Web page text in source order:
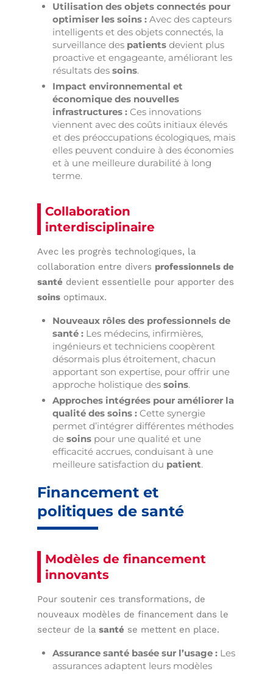
Utilisation des objets connectés pour
optimiser les soins : Avec des capteurs
intelligents et des objets connectés, la
surveillance des patients devient plus
proactive et engageante, améliorant les
résultats dessoins.
Impact environnemental et
économique des nouvelles
infrastructures : Ces innovations
viennent avec des coûts initiaux élevés
et des préoccupations écologiques, mais
elles peuvent conduire à des économies
et à une meilleure durabilité à long
terme.
Collaboration
interdisciplinaire
Avec les progrès technologiques, la
collaboration entre divers professionnels de
santé devient essentielle pour apporter des
soins optimaux.
Nouveaux rôles des professionnels de
santé : Les médecins, infirmières,
ingénieurs et techniciens coopèrent
désormais plus étroitement, chacun
apportant son expertise, pour offrir une
approche holistique dessoins.
Approches intégrées pour améliorer la
qualité des soins : Cette synergie
permet d’intégrer différentes méthodes
desoins pour une qualité et une
efficacité accrues, conduisant à une
meilleure satisfaction du patient.
Financement et
politiques de santé
Modèles de financement
innovants
Pour soutenir ces transformations, de
nouveaux modèles de financement dans le
secteur de lasanté se mettent en place.
Assurance santé basée sur l’usage : Les
assurances adaptent leurs modèles